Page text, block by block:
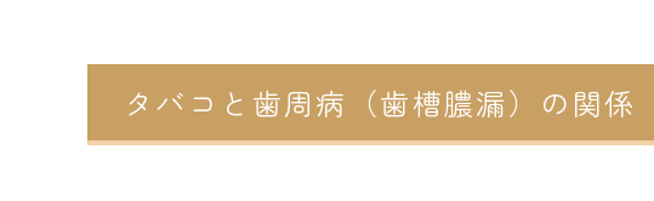
タバコと歯周病（歯槽膿漏）の関係